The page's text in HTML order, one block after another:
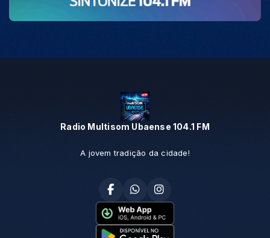
Radio Multisom Ubaense 104.1 FM
A jovem tradição da cidade!